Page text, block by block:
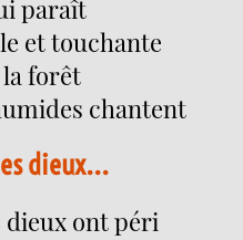
paraît
et touchante
forêt
chantent
dieux...
dieux ont péri